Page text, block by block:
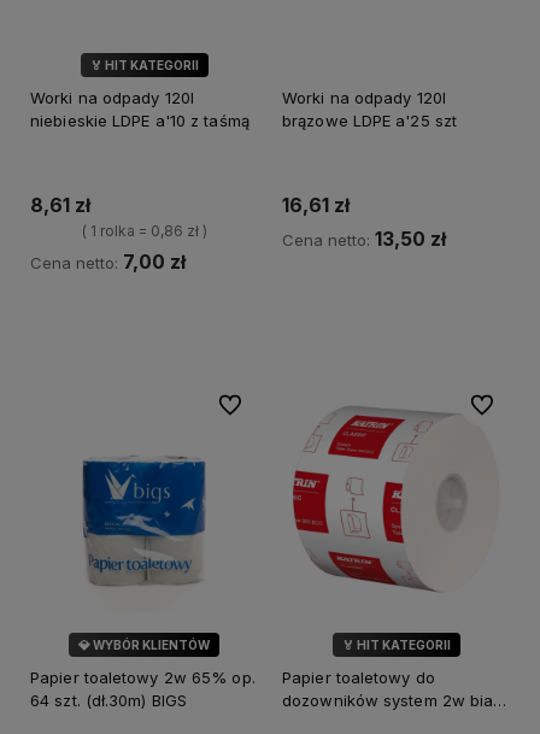
🏅 HIT KATEGORII
Worki na odpady 120l
niebieskie LDPE a'10 z taśmą
8,61 zł
( 1 rolka = 0,86 zł )
Cena netto: 7,00 zł
Worki na odpady 120l
brązowe LDPE a'25 szt
16,61 zł
Cena netto: 13,50 zł
💎 WYBÓR KLIENTÓW
Papier toaletowy 2w 65% op.
64 szt. (dł.30m) BIGS
Do ulubionych
🏅 HIT KATEGORII
Papier toaletowy do
dozowników system 2w biały
Do